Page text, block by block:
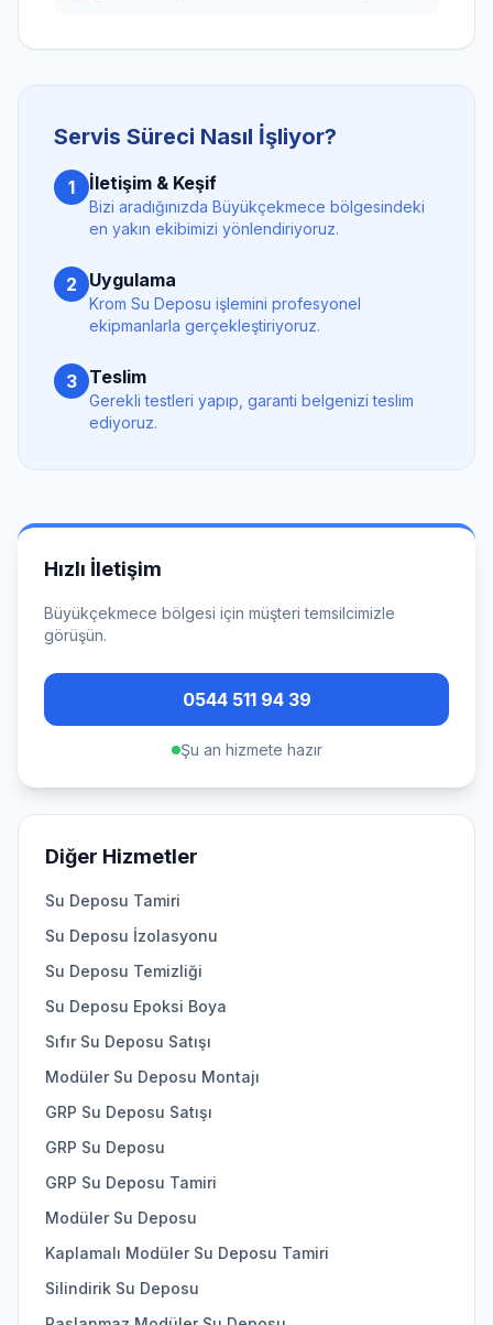
Servis Süreci Nasıl İşliyor?
1 İletişim & Keşif
Bizi aradığınızda Büyükçekmece bölgesindeki
en yakın ekibimizi yönlendiriyoruz.
2 Uygulama
Krom Su Deposu işlemini profesyonel
ekipmanlarla gerçekleştiriyoruz.
3 Teslim
Gerekli testleri yapıp, garanti belgenizi teslim
ediyoruz.
Hızlı İletişim
Büyükçekmece bölgesi için müşteri temsilcimizle
görüşün.
0544 511 94 39
Şu an hizmete hazır
Diğer Hizmetler
Su Deposu Tamiri
Su Deposu İzolasyonu
Su Deposu Temizliği
Su Deposu Epoksi Boya
Sıfır Su Deposu Satışı
Modüler Su Deposu Montajı
GRP Su Deposu Satışı
GRP Su Deposu
GRP Su Deposu Tamiri
Modüler Su Deposu
Kaplamalı Modüler Su Deposu Tamiri
Silindirik Su Deposu